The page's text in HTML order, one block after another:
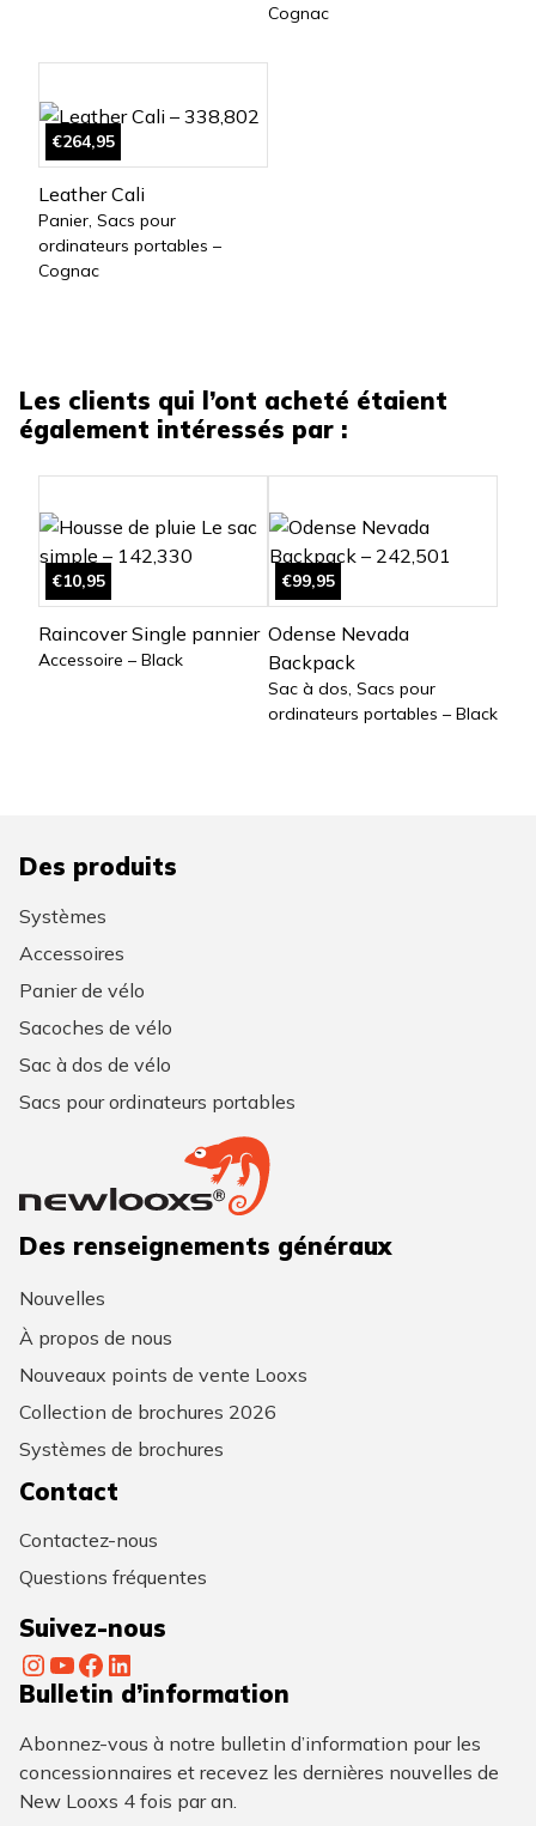
Cognac
€264,95
Leather Cali
Panier, Sacs pour
ordinateurs portables –
Cognac
Les clients qui l’ont acheté étaient
également intéressés par :
€10,95
Raincover Single pannier
Accessoire – Black
€99,95
Odense Nevada
Backpack
Sac à dos, Sacs pour
ordinateurs portables – Black
Des produits
Systèmes
Accessoires
Panier de vélo
Sacoches de vélo
Sac à dos de vélo
Sacs pour ordinateurs portables
Des renseignements généraux
Nouvelles
À propos de nous
Nouveaux points de vente Looxs
Collection de brochures 2026
Systèmes de brochures
Contact
Contactez-nous
Questions fréquentes
Suivez-nous
InstagramYouTube Facebook LinkedIn
Bulletin d’information
Abonnez-vous à notre bulletin d’information pour les
concessionnaires et recevez les dernières nouvelles de
New Looxs 4 fois par an.